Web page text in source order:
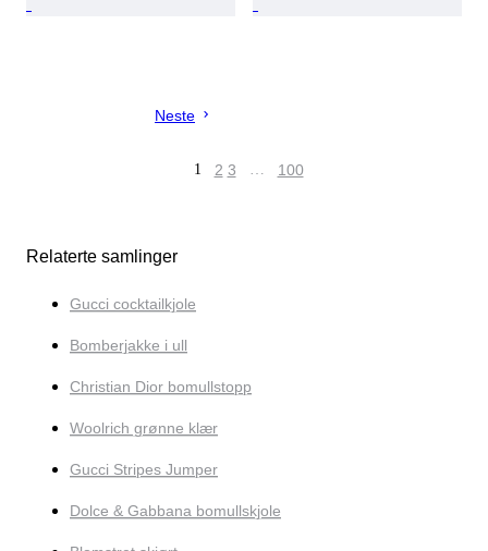
Neste
1 2 3 … 100
Relaterte samlinger
Gucci cocktailkjole
Bomberjakke i ull
Christian Dior bomullstopp
Woolrich grønne klær
Gucci Stripes Jumper
Dolce & Gabbana bomullskjole